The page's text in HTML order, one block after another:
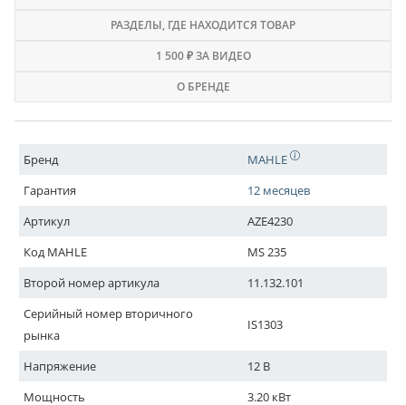
РАЗДЕЛЫ, ГДЕ НАХОДИТСЯ ТОВАР
1 500 ₽ ЗА ВИДЕО
О БРЕНДЕ
Бренд
MAHLE
Гарантия
12 месяцев
Артикул
AZE4230
Код MAHLE
MS 235
Второй номер артикула
11.132.101
Серийный номер вторичного
рынка
IS1303
Напряжение
12 В
Мощность
3.20 кВт